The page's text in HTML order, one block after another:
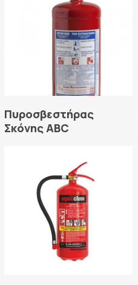
Read More
Πυροσβεστήρας
Σκόνης ABC